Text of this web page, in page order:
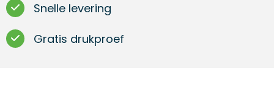
Snelle levering
Gratis drukproef